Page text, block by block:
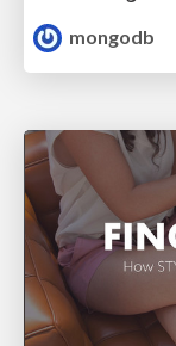
mongodb